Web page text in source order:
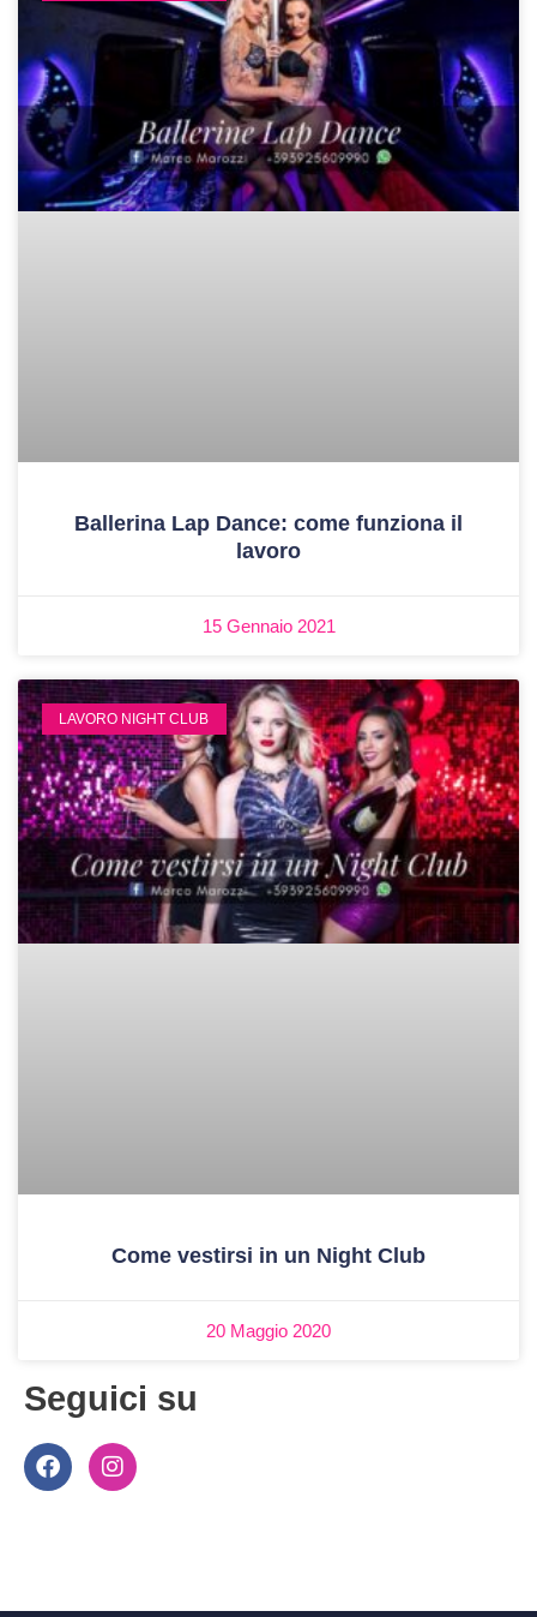
Ballerina Lap Dance: come funziona il
lavoro
15 Gennaio 2021
LAVORO NIGHT CLUB
Come vestirsi in un Night Club
20 Maggio 2020
Seguici su
F
a
I
n